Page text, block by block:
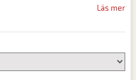
Läs mer